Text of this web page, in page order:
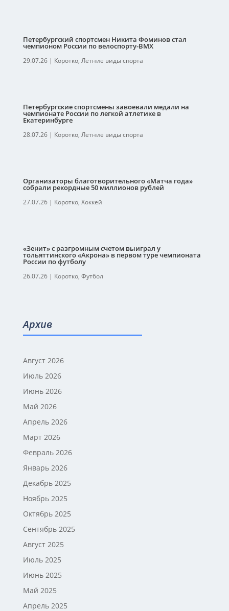
Петербургский спортсмен Никита Фоминов стал
чемпионом России по велоспорту-ВМХ
29.07.26| Коротко, Летние виды спорта
Петербургские спортсмены завоевали медали на
чемпионате России по легкой атлетике в
Екатеринбурге
28.07.26| Коротко, Летние виды спорта
Организаторы благотворительного «Матча года»
собрали рекордные 50 миллионов рублей
27.07.26| Коротко, Хоккей
«Зенит» с разгромным счетом выиграл у
тольяттинского «Акрона» в первом туре чемпионата
России по футболу
26.07.26| Коротко, Футбол
Архив
Август 2026
Июль 2026
Июнь 2026
Май 2026
Апрель 2026
Март 2026
Февраль 2026
Январь 2026
Декабрь 2025
Ноябрь 2025
Октябрь 2025
Сентябрь 2025
Август 2025
Июль 2025
Июнь 2025
Май 2025
Апрель 2025